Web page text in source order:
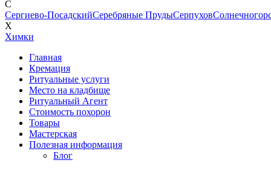
С
Сергиево-ПосадскийСеребряные ПрудыСерпухов
Х
Химки
Главная
Кремация
Ритуальные услуги
Место на кладбище
Ритуальный Агент
Стоимость похорон
Товары
Мастерская
Полезная информация
Блог